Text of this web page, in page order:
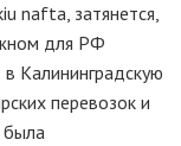
nafta, затянется,
для РФ
Калининградскую
перевозок и
была